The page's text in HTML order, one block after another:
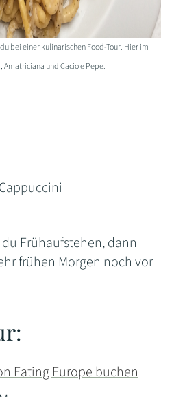
bei einer kulinarischen Food-Tour. Hier im
und Cacio e Pepe.
Frühaufstehen, dann
frühen Morgen noch vor
Eating Europe buchen